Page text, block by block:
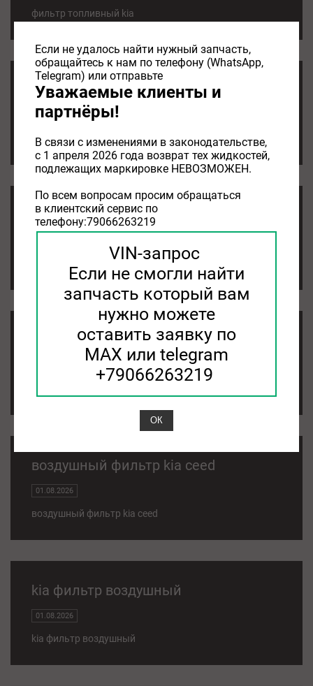
фильтр топливный kia
ТОПЛИВНЫЙ ФИЛЬТР KIA
01.08.2026
ТОПЛИВНЫЙ ФИЛЬТР KIA
воздушный фильтр kia rio 3
фильтр воздушный kia sorento
воздушный фильтр kia ceed
01.08.2026
воздушный фильтр kia ceed
kia фильтр воздушный
01.08.2026
kia фильтр воздушный
Если не удалось найти нужный запчасть,
обращайтесь к нам по телефону (WhatsApp,
Telegram) или отправьте
Уважаемые клиенты и
партнёры!
В связи с изменениями в законодательстве,
с 1 апреля 2026 года возврат тех жидкостей,
подлежащих маркировке НЕВОЗМОЖЕН.
По всем вопросам просим обращаться
в клиентский сервис по
телефону:79066263219
VIN-запрос
Если не смогли найти
запчасть который вам
нужно можете
оставить заявку по
MAX или telegram
+79066263219
ОК